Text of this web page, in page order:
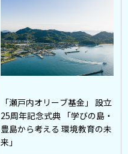
「瀬戸内オリーブ基金」 設立
25周年記念式典 「学びの島・
豊島から考える 環境教育の未
来」